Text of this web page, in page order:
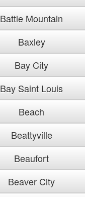
Battle Mountain
Baxley
Bay City
Bay Saint Louis
Beach
Beattyville
Beaufort
Beaver City